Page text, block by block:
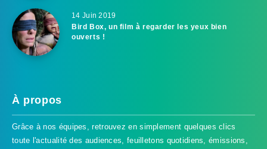
14 Juin 2019
Bird Box, un film à regarder les yeux bien
ouverts !
À propos
Grâce à nos équipes, retrouvez en simplement quelques clics
toute l'actualité des audiences, feuilletons quotidiens, émissions,